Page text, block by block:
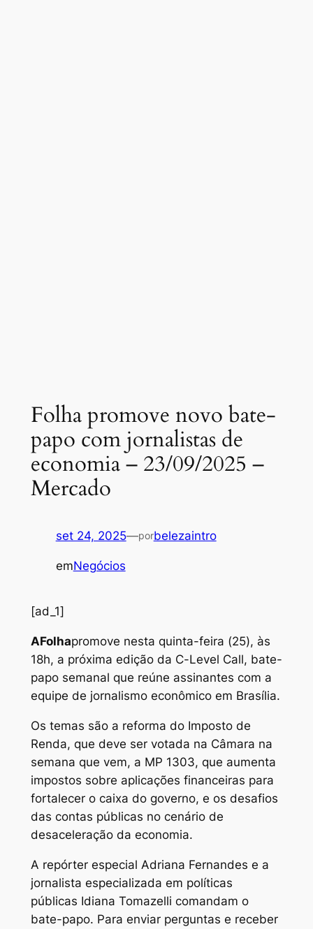
Folha promove novo bate-
papo com jornalistas de
economia – 23/09/2025 –
Mercado
set 24, 2025—porbelezaintro
emNegócios
[ad_1]
AFolhapromove nesta quinta-feira (25), às
18h, a próxima edição da C-Level Call, bate-
papo semanal que reúne assinantes com a
equipe de jornalismo econômico em Brasília.
Os temas são a reforma do Imposto de
Renda, que deve ser votada na Câmara na
semana que vem, a MP 1303, que aumenta
impostos sobre aplicações financeiras para
fortalecer o caixa do governo, e os desafios
das contas públicas no cenário de
desaceleração da economia.
A repórter especial Adriana Fernandes e a
jornalista especializada em políticas
públicas Idiana Tomazelli comandam o
bate-papo. Para enviar perguntas e receber